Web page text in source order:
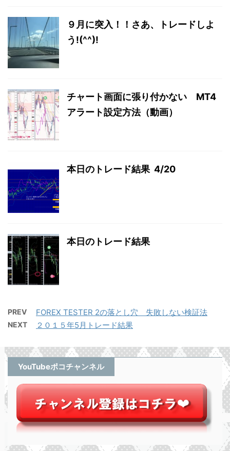
９月に突入！！さあ、トレードしよ
う!(^^)!
チャート画面に張り付かない MT4
アラート設定方法（動画）
本日のトレード結果 4/20
本日のトレード結果
PREV FOREX TESTER 2の落とし穴 失敗しない検証法
NEXT ２０１５年5月トレード結果
YouTubeポコチャンネル